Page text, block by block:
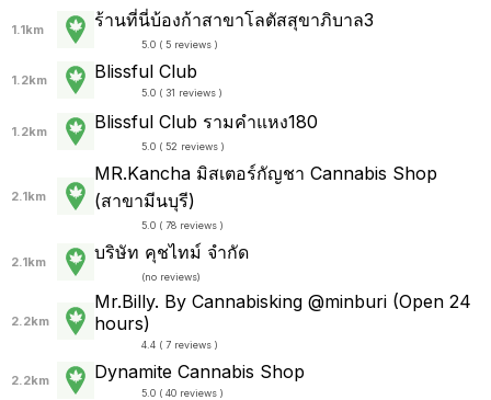
1.1km ร้านที่นี่บ้องก้าสาขาโลตัสสุขาภิบาล3
5.0 ( 5 reviews )
1.2km Blissful Club
5.0 ( 31 reviews )
1.2km Blissful Club รามคำแหง180
5.0 ( 52 reviews )
2.1km
MR.Kancha มิสเตอร์กัญชา Cannabis Shop
(สาขามีนบุรี)
5.0 ( 78 reviews )
2.1km บริษัท คุชไทม์ จำกัด
(no reviews)
2.2km
Mr.Billy. By Cannabisking @minburi (Open 24
hours)
4.4 ( 7 reviews )
2.2km Dynamite Cannabis Shop
5.0 ( 40 reviews )